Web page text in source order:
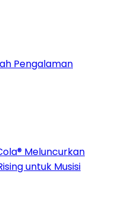
Pengalaman
Meluncurkan
untuk Musisi